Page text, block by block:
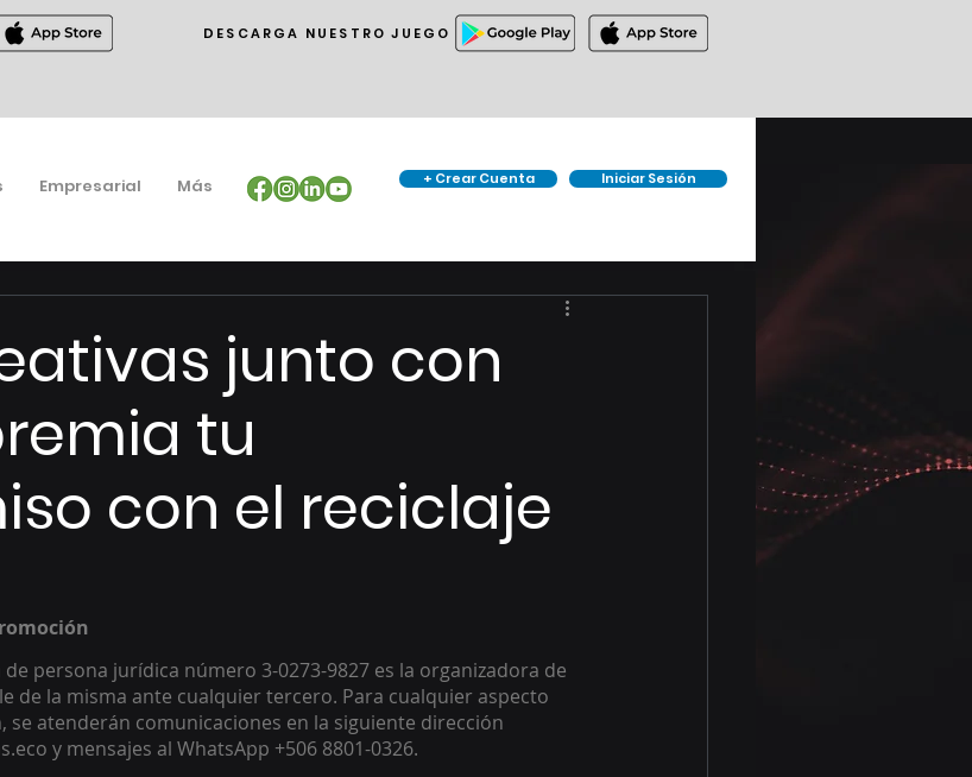
DESCARGA NUESTRO JUEGO
+ Crear Cuenta Iniciar Sesión
Empresarial Más
junto con
tu
con el reciclaje
persona jurídica número 3-0273-9827 es la organizadora de
de la misma ante cualquier tercero. Para cualquier aspecto
atenderán comunicaciones en la siguiente dirección
y mensajes al WhatsApp +506 8801-0326.